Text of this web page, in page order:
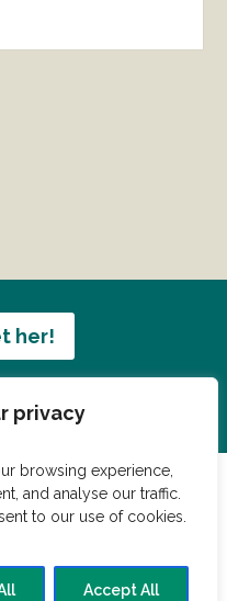
privacy
browsing experience,
and analyse our traffic.
to our use of cookies.
Accept All
her!
du vil dele?
og nem mad!
Buffet Dessert